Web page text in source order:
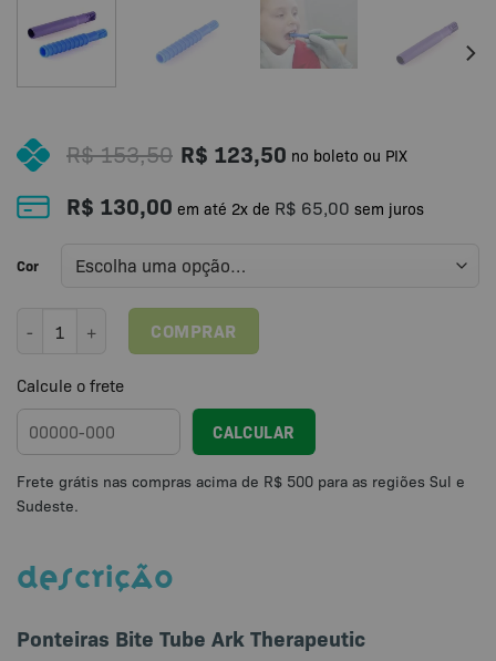
R$153,50 R$ 123,50 no boleto ou PIX
R$ 130,00 em até 2x de R$ 65,00 sem juros
Cor
Ponteiras Bite Tube Ark Therapeutic quantidade
COMPRAR
Calcule o frete
CALCULAR
DESCRIÇÃO
Ponteiras Bite Tube Ark Therapeutic